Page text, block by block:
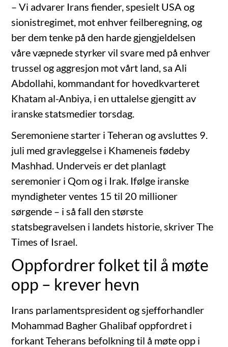
– Vi advarer Irans fiender, spesielt USA og
sionistregimet, mot enhver feilberegning, og
ber dem tenke på den harde gjengjeldelsen
våre væpnede styrker vil svare med på enhver
trussel og aggresjon mot vårt land, sa Ali
Abdollahi, kommandant for hovedkvarteret
Khatam al-Anbiya, i en uttalelse gjengitt av
iranske statsmedier torsdag.
Seremoniene starter i Teheran og avsluttes 9.
juli med gravleggelse i Khameneis fødeby
Mashhad. Underveis er det planlagt
seremonier i Qom og i Irak. Ifølge iranske
myndigheter ventes 15 til 20 millioner
sørgende – i så fall den største
statsbegravelsen i landets historie, skriver The
Times of Israel.
Oppfordrer folket til å møte
opp – krever hevn
Irans parlamentspresident og sjefforhandler
Mohammad Bagher Ghalibaf oppfordret i
forkant Teherans befolkning til å møte opp i